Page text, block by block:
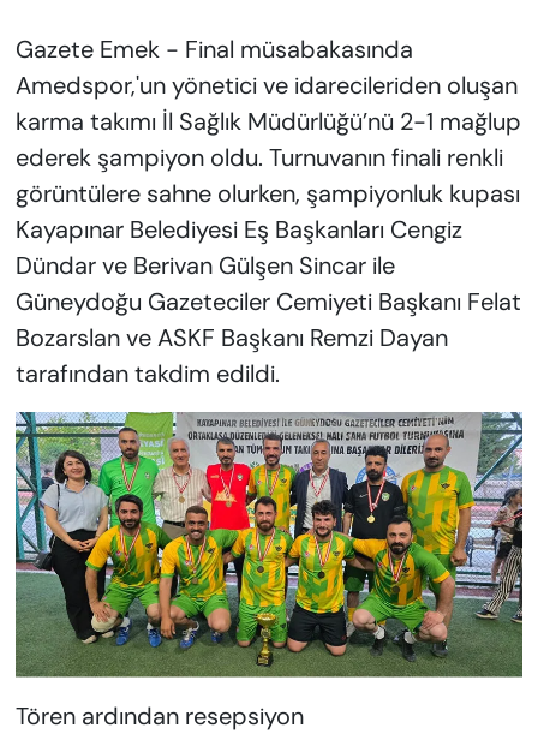
Gazete Emek - Final müsabakasında
Amedspor,'un yönetici ve idarecileriden oluşan
karma takımı İl Sağlık Müdürlüğü’nü 2-1 mağlup
ederek şampiyon oldu. Turnuvanın finali renkli
görüntülere sahne olurken, şampiyonluk kupası
Kayapınar Belediyesi Eş Başkanları Cengiz
Dündar ve Berivan Gülşen Sincar ile
Güneydoğu Gazeteciler Cemiyeti Başkanı Felat
Bozarslan ve ASKF Başkanı Remzi Dayan
tarafından takdim edildi.
Tören ardından resepsiyon
SİYASET
VAN VE DİYARBAKIR HABERLERİ